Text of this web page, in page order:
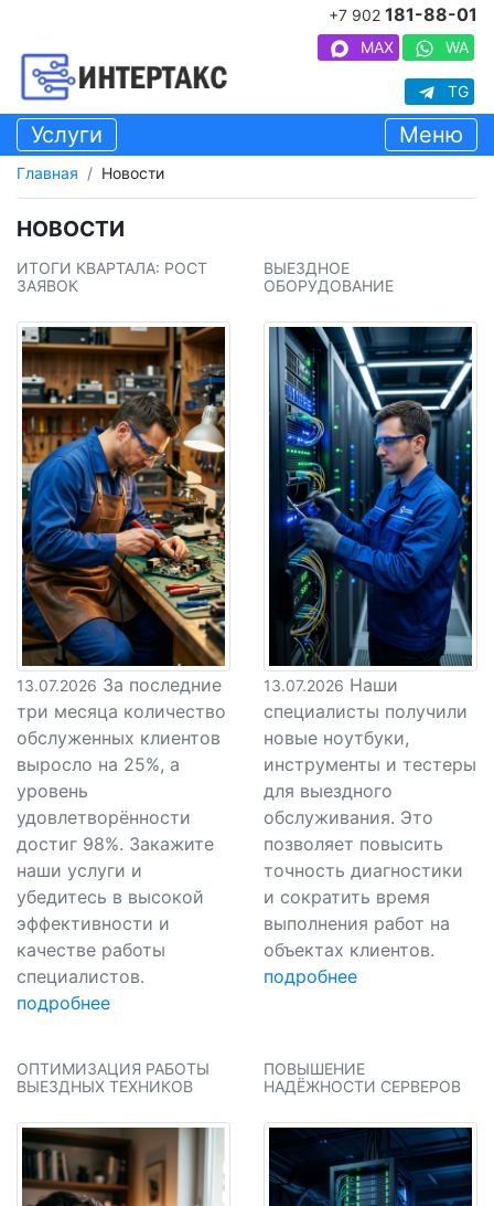
+7 902 181-88-01
MAX WA
TG
Услуги Меню
Главная Новости
НОВОСТИ
ИТОГИ КВАРТАЛА: РОСТ
ЗАЯВОК
13.07.2026 За последние
три месяца количество
обслуженных клиентов
выросло на 25%, а
уровень
удовлетворённости
достиг 98%. Закажите
наши услуги и
убедитесь в высокой
эффективности и
качестве работы
специалистов.
подробнее
ВЫЕЗДНОЕ
ОБОРУДОВАНИЕ
13.07.2026 Наши
специалисты получили
новые ноутбуки,
инструменты и тестеры
для выездного
обслуживания. Это
позволяет повысить
точность диагностики
и сократить время
выполнения работ на
объектах клиентов.
подробнее
ОПТИМИЗАЦИЯ РАБОТЫ
ВЫЕЗДНЫХ ТЕХНИКОВ
ПОВЫШЕНИЕ
НАДЁЖНОСТИ СЕРВЕРОВ